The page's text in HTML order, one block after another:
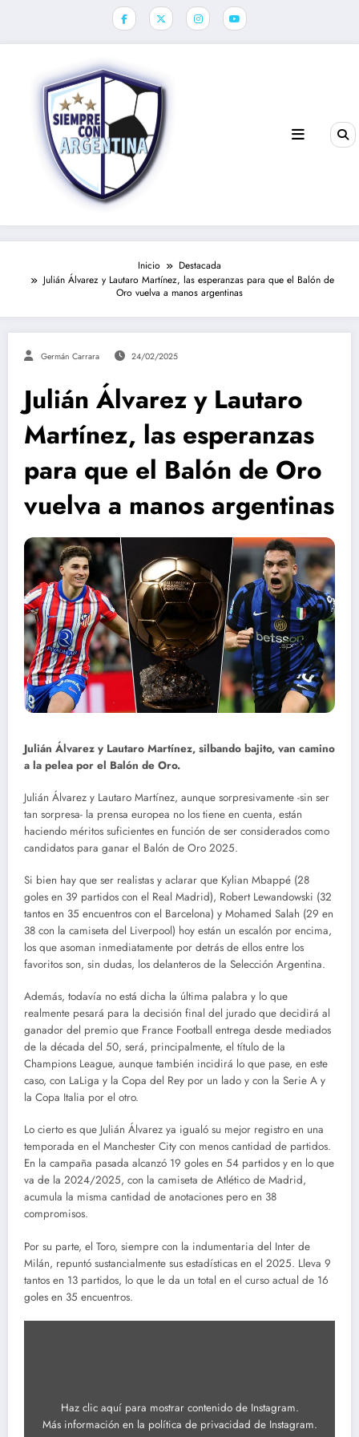
Inicio
Destacada
Julián Álvarez y Lautaro Martínez, las esperanzas para que el Balón de
Oro vuelva a manos argentinas
Germán Carrara 24/02/2025
Julián Álvarez y Lautaro
Martínez, las esperanzas
para que el Balón de Oro
vuelva a manos argentinas
Julián Álvarez y Lautaro Martínez, silbando bajito, van camino
a la pelea por el Balón de Oro.
Julián Álvarez y Lautaro Martínez, aunque sorpresivamente -sin ser
tan sorpresa- la prensa europea no los tiene en cuenta, están
haciendo méritos suficientes en función de ser considerados como
candidatos para ganar el Balón de Oro 2025.
Si bien hay que ser realistas y aclarar que Kylian Mbappé (28
goles en 39 partidos con el Real Madrid), Robert Lewandowski (32
tantos en 35 encuentros con el Barcelona) y Mohamed Salah (29 en
38 con la camiseta del Liverpool) hoy están un escalón por encima,
los que asoman inmediatamente por detrás de ellos entre los
favoritos son, sin dudas, los delanteros de la Selección Argentina.
Además, todavía no está dicha la última palabra y lo que
realmente pesará para la decisión final del jurado que decidirá al
ganador del premio que France Football entrega desde mediados
de la década del 50, será, principalmente, el título de la
Champions League, aunque también incidirá lo que pase, en este
caso, con LaLiga y la Copa del Rey por un lado y con la Serie A y
la Copa Italia por el otro.
Lo cierto es que Julián Álvarez ya igualó su mejor registro en una
temporada en el Manchester City con menos cantidad de partidos.
En la campaña pasada alcanzó 19 goles en 54 partidos y en lo que
va de la 2024/2025, con la camiseta de Atlético de Madrid,
acumula la misma cantidad de anotaciones pero en 38
compromisos.
Por su parte, el Toro, siempre con la indumentaria del Inter de
Milán, repuntó sustancialmente sus estadísticas en el 2025. Lleva 9
tantos en 13 partidos, lo que le da un total en el curso actual de 16
goles en 35 encuentros.
Mostrar
Haz clic aquí para mostrar contenido de Instagram.
Más información en la política de privacidad de Instagram.